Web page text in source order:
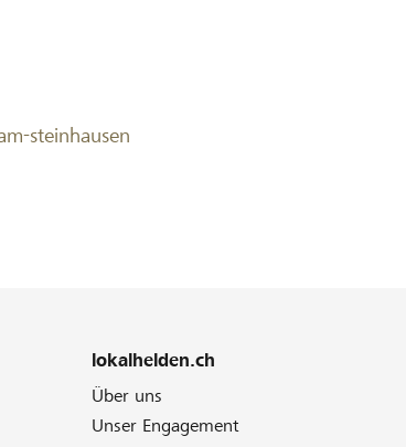
steinhausen
lokalhelden.ch
Über uns
Unser Engagement